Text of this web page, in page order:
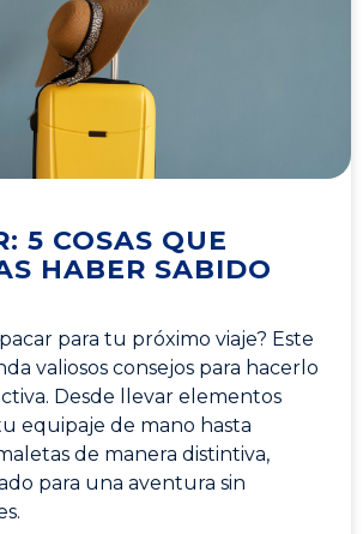
5 COSAS QUE
HABER SABIDO
para tu próximo viaje? Este
valiosos consejos para hacerlo
Desde llevar elementos
equipaje de mano hasta
de manera distintiva,
para una aventura sin